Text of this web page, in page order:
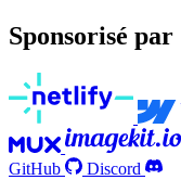
Sponsorisé par
GitHub
Discord